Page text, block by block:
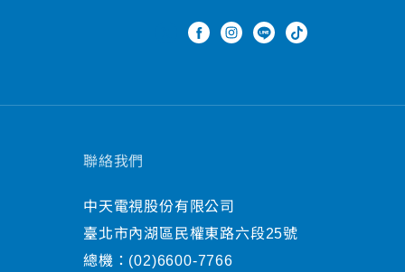
聯絡我們
中天電視股份有限公司
臺北市內湖區民權東路六段25號
總機： (02)6600-7766